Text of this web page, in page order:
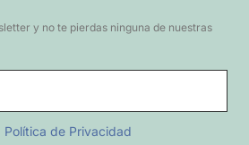
y no te pierdas ninguna de nuestras
Política de Privacidad